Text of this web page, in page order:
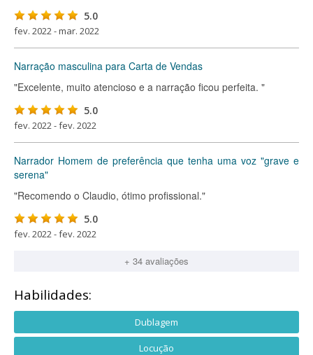
5.0
fev. 2022 - mar. 2022
Narração masculina para Carta de Vendas
"Excelente, muito atencioso e a narração ficou perfeita. "
5.0
fev. 2022 - fev. 2022
Narrador Homem de preferência que tenha uma voz "grave e
serena"
"Recomendo o Claudio, ótimo profissional."
5.0
fev. 2022 - fev. 2022
+ 34 avaliações
Habilidades:
Dublagem
Locução